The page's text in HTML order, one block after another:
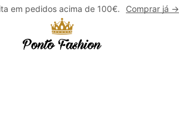
em pedidos acima de 100€. Comprar já ->